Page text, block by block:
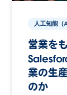
人工知能（
営業を
業の生
のか